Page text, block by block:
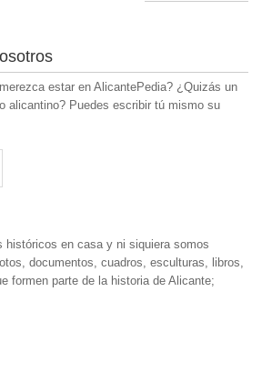
estar en AlicantePedia? ¿Quizás un
alicantino? Puedes escribir tú mismo su
históricos en casa y ni siquiera somos
documentos, cuadros, esculturas, libros,
formen parte de la historia de Alicante;